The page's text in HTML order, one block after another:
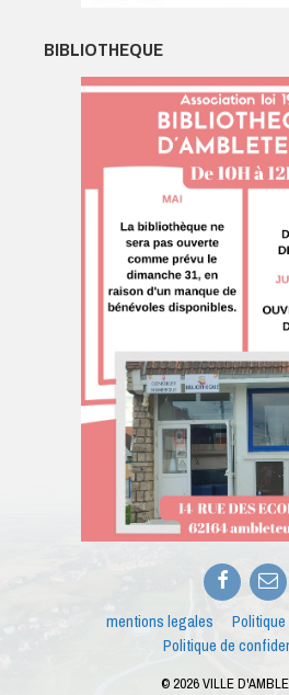
BIBLIOTHEQUE
E-
mentions legales
Politique
Politique de
© 2026 VILLE